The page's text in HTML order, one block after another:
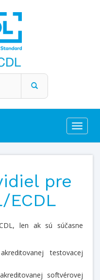
Toggle
pre
ECDL
len ak sú súčasne
testovacej
softvérovej